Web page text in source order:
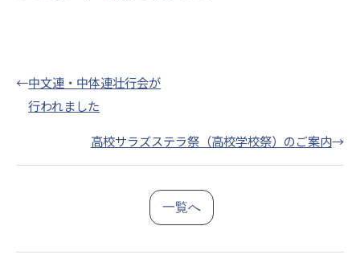
←中文連・中体連壮行会が
行われました
高校サラズステラ祭（高校学校祭）のご案内→
一覧へ